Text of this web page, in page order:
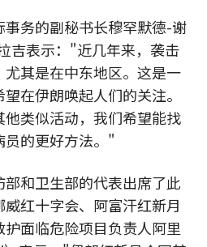
务的副秘书长穆罕默德-谢
吉表示："近几年来，袭击
其是在中东地区。这是一
在伊朗唤起人们的关注。
类似活动，我们希望能找
员的更好方法。"
和卫生部的代表出席了此
红十字会、阿富汗红新月
面临危险项目负责人阿里